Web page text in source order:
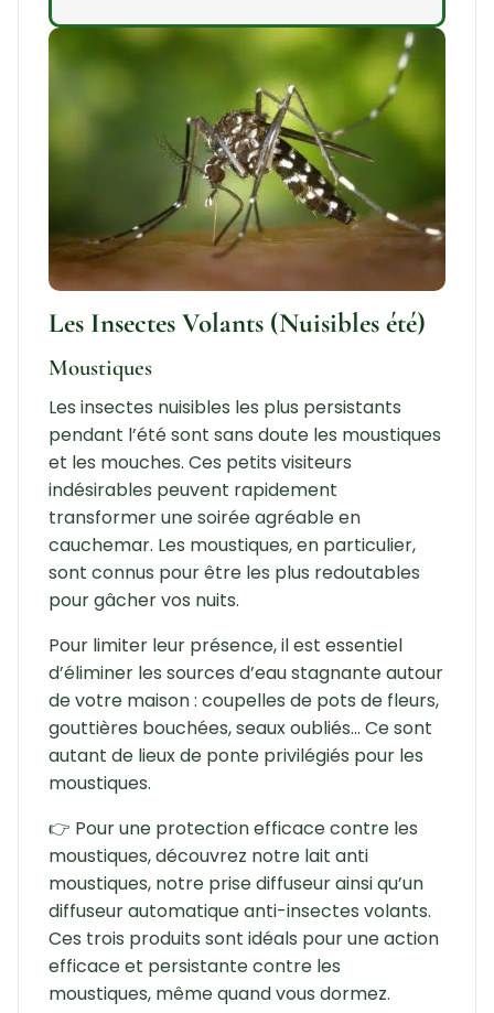
Les Insectes Volants (Nuisibles été)
Moustiques
Les insectes nuisibles les plus persistants
pendant l’été sont sans doute les moustiques
et les mouches. Ces petits visiteurs
indésirables peuvent rapidement
transformer une soirée agréable en
cauchemar. Les moustiques, en particulier,
sont connus pour être les plus redoutables
pour gâcher vos nuits.
Pour limiter leur présence, il est essentiel
d’éliminer les sources d’eau stagnante autour
de votre maison : coupelles de pots de fleurs,
gouttières bouchées, seaux oubliés… Ce sont
autant de lieux de ponte privilégiés pour les
moustiques.
👉 Pour une protection efficace contre les
moustiques, découvrez notre lait anti
moustiques, notre prise diffuseur ainsi qu’un
diffuseur automatique anti-insectes volants.
Ces trois produits sont idéals pour une action
efficace et persistante contre les
moustiques, même quand vous dormez.